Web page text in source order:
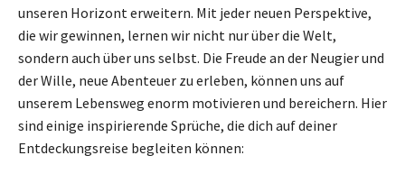
unseren Horizont erweitern. Mit jeder neuen Perspektive,
die wir gewinnen, lernen wir nicht nur über die Welt,
sondern auch über uns selbst. Die Freude an der Neugier und
der Wille, neue Abenteuer zu erleben, können uns auf
unserem Lebensweg enorm motivieren und bereichern. Hier
sind einige inspirierende Sprüche, die dich auf deiner
Entdeckungsreise begleiten können: